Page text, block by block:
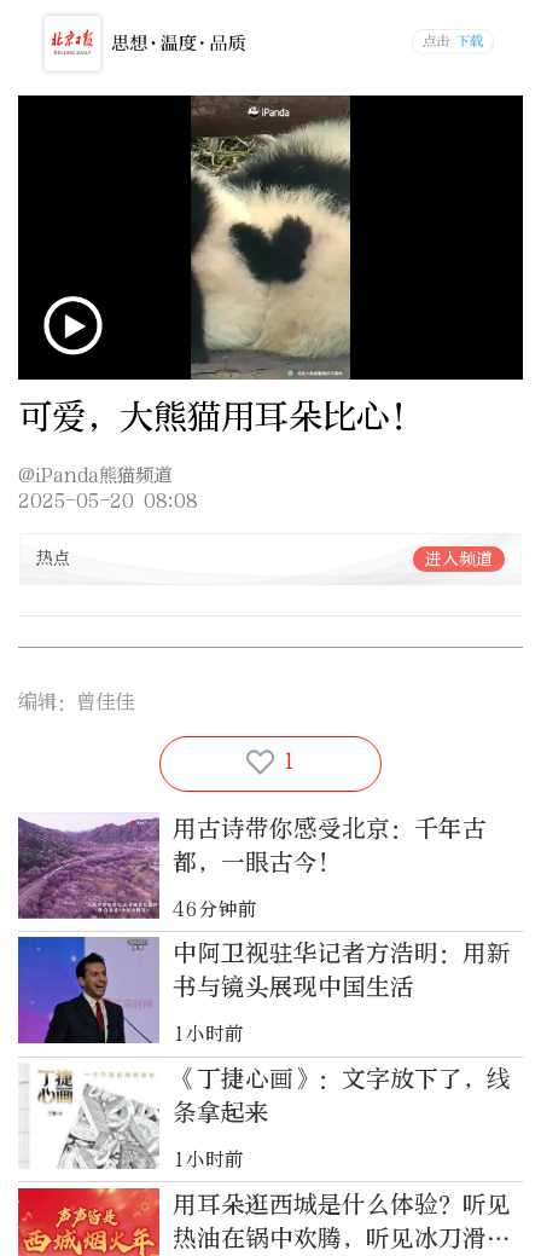
可爱，大熊猫用耳朵比心！
@iPanda熊猫频道
2025-05-20 08:08
热点 进入频道
编辑：曾佳佳
1
用古诗带你感受北京：千年古
都，一眼古今！
46分钟前
中阿卫视驻华记者方浩明：用新
书与镜头展现中国生活
1小时前
《丁捷心画》：文字放下了，线
条拿起来
1小时前
用耳朵逛西城是什么体验？听见
热油在锅中欢腾，听见冰刀滑过